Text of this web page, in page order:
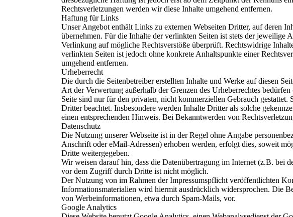
Rechtsverletzungen werden wir diese Inhalte umgehend entfernen.
Haftung für Links
Unser Angebot enthält Links zu externen Webseiten Dritter, auf deren
übernehmen. Für die Inhalte der verlinkten Seiten ist stets der
Verlinkung auf mögliche Rechtsverstöße überprüft. Rechtswidrige
verlinkten Seiten ist jedoch ohne konkrete Anhaltspunkte einer
umgehend entfernen.
Urheberrecht
Die durch die Seitenbetreiber erstellten Inhalte und Werke auf diesen
Art der Verwertung außerhalb der Grenzen des Urheberrechtes
Seite sind nur für den privaten, nicht kommerziellen Gebrauch
Dritter beachtet. Insbesondere werden Inhalte Dritter als solche
einen entsprechenden Hinweis. Bei Bekanntwerden von
Datenschutz
Die Nutzung unserer Webseite ist in der Regel ohne Angabe
Anschrift oder eMail-Adressen) erhoben werden, erfolgt dies, soweit
Dritte weitergegeben.
Wir weisen darauf hin, dass die Datenübertragung im Internet (z.B. bei
vor dem Zugriff durch Dritte ist nicht möglich.
Der Nutzung von im Rahmen der Impressumspflicht veröffentlichten
Informationsmaterialien wird hiermit ausdrücklich widersprochen. Die
von Werbeinformationen, etwa durch Spam-Mails, vor.
Google Analytics